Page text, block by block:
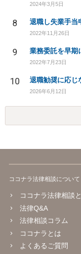
2024年3月5日
8 退職し失業手当
2022年11月26日
9 業務委託を早期
2022年7月23日
10 退職勧奨に応じ
2026年6月12日
ココナラ法律相談について
ココナラ法律相談
法律Q&A
法律相談コラム
ココナラとは
よくあるご質問